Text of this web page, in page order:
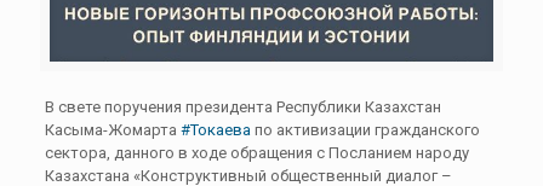
В свете поручения президента Республики Казахстан
Касыма-Жомарта #Токаевапо активизации гражданского
сектора, данного в ходе обращения с Посланием народу
Казахстана «Конструктивный общественный диалог –